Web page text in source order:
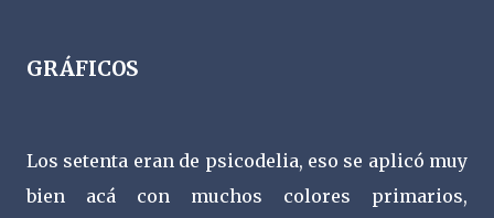
GRÁFICOS
Los setenta eran de psicodelia, eso se aplicó muy
bien acá con muchos colores primarios,